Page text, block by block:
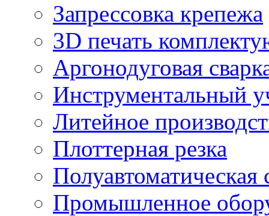
Запрессовка крепежа
3D печать
Аргонодуговая
Инструментальный
Литейное
Плоттерная резка
Полуавтоматическая
Промышленное